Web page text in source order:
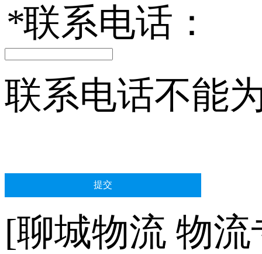
*联系电话：
联系电话不能
[聊城物流 物